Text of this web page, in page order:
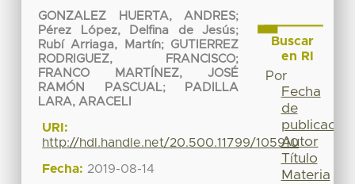
GONZALEZ HUERTA, ANDRES;
Pérez López, Delfina de Jesús;
Rubí Arriaga, Martín; GUTIERREZ
RODRIGUEZ, FRANCISCO;
FRANCO MARTÍNEZ, JOSÉ
RAMÓN PASCUAL;
PADILLA
LARA, ARACELI
URI:
http://hdl.handle.net/20.500.11799/105910
Fecha: 2019-08-14
Buscar
en RI
Por
Fecha
de
publicación
Autor
Título
Materia